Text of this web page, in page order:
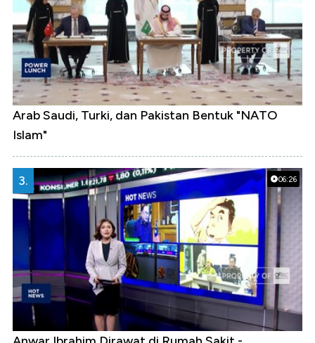
Arab Saudi, Turki, dan Pakistan Bentuk "NATO
Islam"
06:26
3.